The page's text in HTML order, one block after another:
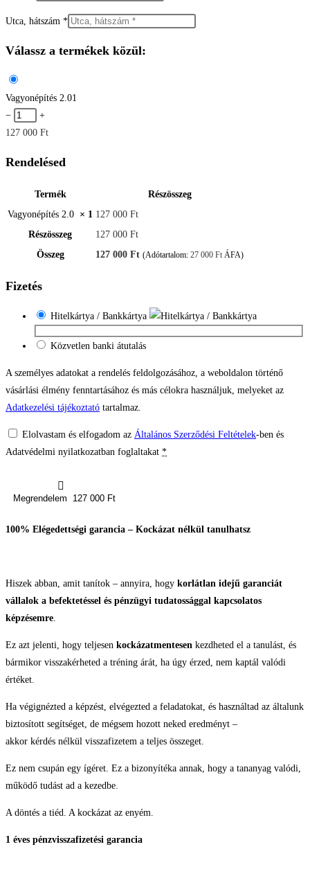
Utca, hátszám *
Válassz a termékek közül:
Vagyonépítés 2.01
−
+
127 000 Ft
Rendelésed
Termék
Részösszeg
Vagyonépítés 2.0 × 1 127 000 Ft
Részösszeg
127 000 Ft
Összeg
127 000 Ft (Adótartalom: 27 000 Ft ÁFA)
Fizetés
Hitelkártya / Bankkártya
Közvetlen banki átutalás
A személyes adatokat a rendelés feldolgozásához, a weboldalon történő
vásárlási élmény fenntartásához és más célokra használjuk, melyeket az
Adatkezelési tájékoztató tartalmaz.
Elolvastam és elfogadom az Általános Szerződési Feltételek-ben és
Adatvédelmi nyilatkozatban foglaltakat *
Megrendelem 127 000 Ft
100% Elégedettségi garancia – Kockázat nélkül tanulhatsz
Hiszek abban, amit tanítok – annyira, hogy korlátlan idejű garanciát
vállalok a befektetéssel és pénzügyi tudatossággal kapcsolatos
képzésemre
Ez azt jelenti, hogy teljesen kockázatmentesen kezdheted el a tanulást, és
bármikor visszakérheted a tréning árát, ha úgy érzed, nem kaptál valódi
értéket.
Ha végignézted a képzést, elvégezted a feladatokat, és használtad az általunk
biztosított segítséget, de mégsem hozott neked eredményt –
akkor kérdés nélkül visszafizetem a teljes összeget.
Ez nem csupán egy ígéret. Ez a bizonyítéka annak, hogy a tananyag valódi,
működő tudást ad a kezedbe.
A döntés a tiéd. A kockázat az enyém.
1 éves pénzvisszafizetési garancia